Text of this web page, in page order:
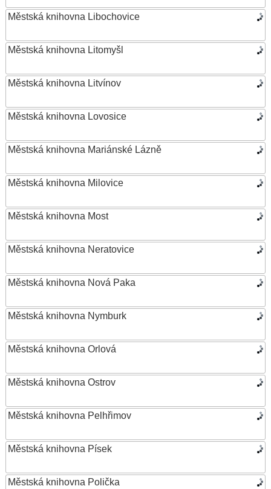
Městská knihovna Libochovice
Městská knihovna Litomyšl
Městská knihovna Litvínov
Městská knihovna Lovosice
Městská knihovna Mariánské Lázně
Městská knihovna Milovice
Městská knihovna Most
Městská knihovna Neratovice
Městská knihovna Nová Paka
Městská knihovna Nymburk
Městská knihovna Orlová
Městská knihovna Ostrov
Městská knihovna Pelhřimov
Městská knihovna Písek
Městská knihovna Polička